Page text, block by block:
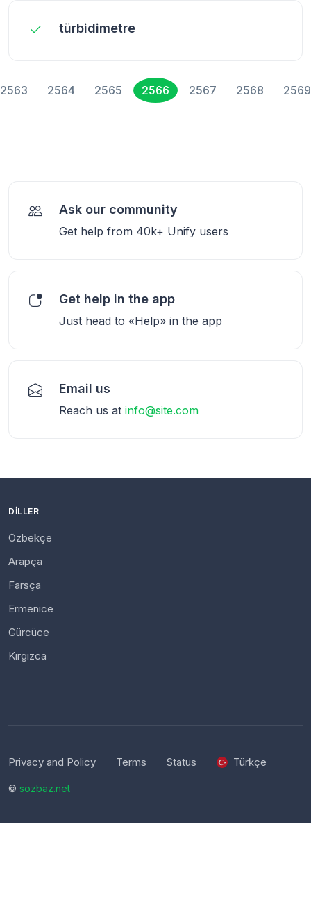
türbidimetre
2563 2564 2565 2566 2567 2568 2569
Ask our community
Get help from 40k+ Unify users
Get help in the app
Just head to «Help» in the app
Email us
Reach us at info@site.com
DILLER
Özbekçe
Arapça
Farsça
Ermenice
Gürcüce
Kırgızca
Privacy and Policy Terms Status Türkçe
© sozbaz.net